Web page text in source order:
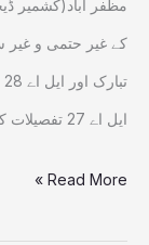
ایل اے 27 تفصیلات کے مطابق تفصیلات کے مطابق ایل اے 27
Read More »